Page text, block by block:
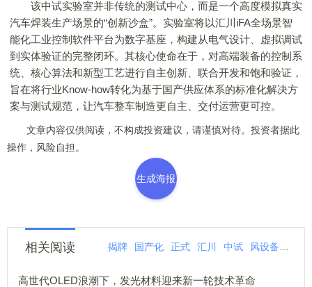
该中试实验室并非传统的测试中心，而是一个高度模拟真实
汽车焊装生产场景的“创新沙盒”。实验室将以汇川iFA全场景智
能化工业控制软件平台为数字基座，构建从电气设计、虚拟调试
到实体验证的完整闭环。其核心使命在于，对高端装备的控制系
统、核心算法和新型工艺进行自主创新、联合开发和饱和验证，
旨在将行业Know-how转化为基于国产供应体系的标准化解决方
案与测试规范，让汽车整车制造更自主、交付运营更可控。
文章内容仅供阅读，不构成投资建议，请谨慎对待。投资者据此
操作，风险自担。
生成海报
相关阅读 揭牌 国产化 正式 汇川 中试 风设备
高世代OLED浪潮下，发光材料迎来新一轮技术革命